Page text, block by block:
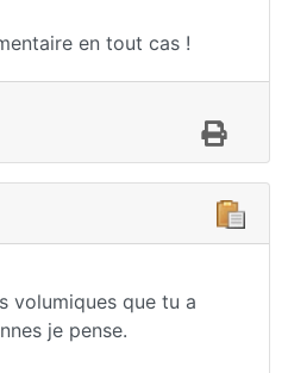
en tout cas !
volumiques que tu a
je pense.